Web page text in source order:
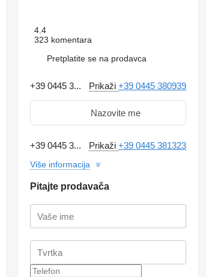
4.4
323 komentara
Pretplatite se na prodavca
+39 0445 3... Prikaži+39 0445 380939
Nazovite me
+39 0445 3... Prikaži+39 0445 381323
Više informacija
Pitajte prodavača